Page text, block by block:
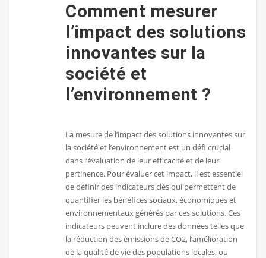
Comment mesurer
l’impact des solutions
innovantes sur la
société et
l’environnement ?
La mesure de l’impact des solutions innovantes sur
la société et l’environnement est un défi crucial
dans l’évaluation de leur efficacité et de leur
pertinence. Pour évaluer cet impact, il est essentiel
de définir des indicateurs clés qui permettent de
quantifier les bénéfices sociaux, économiques et
environnementaux générés par ces solutions. Ces
indicateurs peuvent inclure des données telles que
la réduction des émissions de CO2, l’amélioration
de la qualité de vie des populations locales, ou